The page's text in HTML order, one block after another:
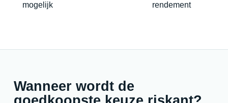
mogelijk
rendement
Wanneer wordt de